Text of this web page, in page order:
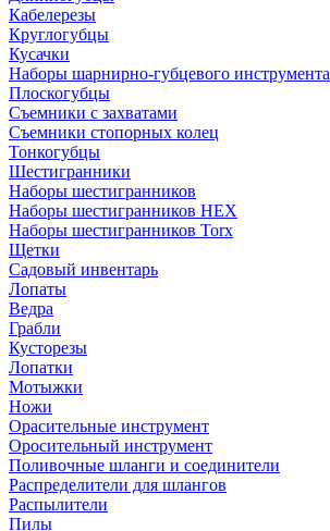
Кабелерезы
Круглогубцы
Кусачки
Наборы шарнирно-губцевого инструмента
Плоскогубцы
Съемники с захватами
Съемники стопорных колец
Тонкогубцы
Шестигранники
Наборы шестигранников
Наборы шестигранников HEX
Наборы шестигранников Torx
Щетки
Садовый инвентарь
Лопаты
Ведра
Грабли
Кусторезы
Лопатки
Мотыжки
Ножи
Орасительные инструмент
Оросительный инструмент
Поливочные шланги и соединители
Распределители для шлангов
Распылители
Пилы